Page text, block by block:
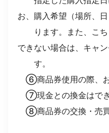
お、購入希望（場所、
ります。
また、こ
できない場合は、キャ
す。
⑥商品券使用の際、お
⑦現金との換金はでき
⑧商品券の交換・売買